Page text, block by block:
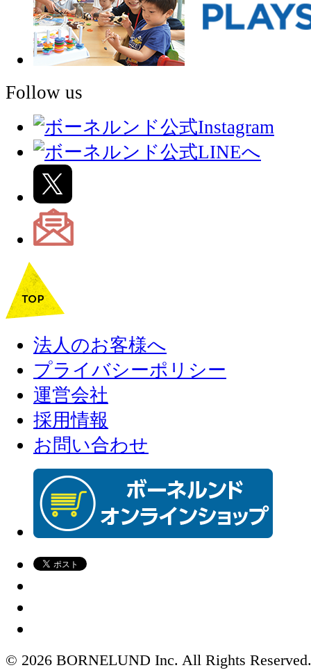
Follow us
法人のお客様へ
プライバシーポリシー
運営会社
採用情報
お問い合わせ
© 2026 BORNELUND Inc. All Rights Reserved.